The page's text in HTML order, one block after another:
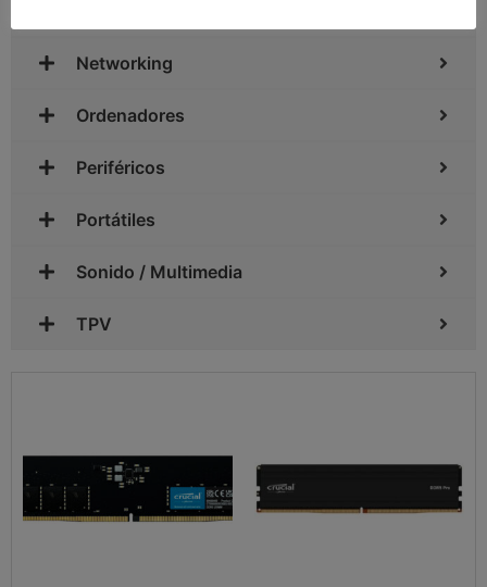
Networking
Ordenadores
Periféricos
Portátiles
Sonido / Multimedia
TPV